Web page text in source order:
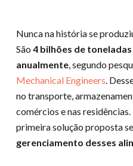
Nunca na história se
São4 bilhões de
anualmente, segundo
Mechanical Engineers.
no transporte,
comércios e nas
primeira solução proposta
gerenciamento desses